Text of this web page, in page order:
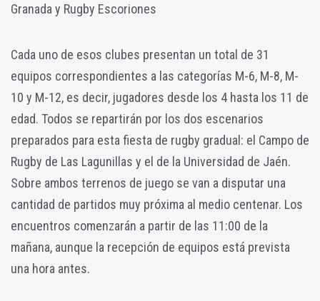
Granada y Rugby Escoriones
Cada uno de esos clubes presentan un total de 31
equipos correspondientes a las categorías M-6, M-8, M-
10 y M-12, es decir, jugadores desde los 4 hasta los 11 de
edad. Todos se repartirán por los dos escenarios
preparados para esta fiesta de rugby gradual: el Campo de
Rugby de Las Lagunillas y el de la Universidad de Jaén.
Sobre ambos terrenos de juego se van a disputar una
cantidad de partidos muy próxima al medio centenar. Los
encuentros comenzarán a partir de las 11:00 de la
mañana, aunque la recepción de equipos está prevista
una hora antes.